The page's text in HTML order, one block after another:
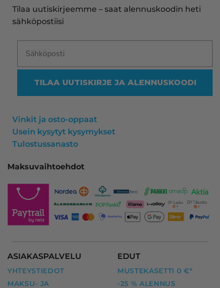
ollut mitään moitittavaa! Lämmin suositus!
Tilaa uutiskirjeemme – saat alennuskoodin heti
sähköpostiisi
TILAA UUTISKIRJE JA ALENNUSKOODI
Vinkit ja osto-oppaat
Usein kysytyt kysymykset
Tulostussanasto
Maksuvaihtoehdot
ASIAKASPALVELU
YHTEYSTIEDOT
MAKSU- JA
EDUT
MUSTEKASETTI 0 €*
-25 % ALENNUS